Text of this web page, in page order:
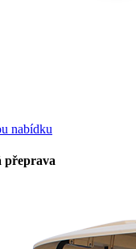
nabídku
přeprava